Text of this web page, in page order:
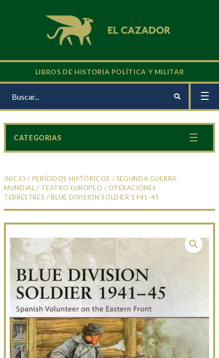
LIBROS DE HISTORIA POLÍTICA Y MILITAR
INICIO / PERÍODOS HISTÓRICOS / SEGUNDA GUERRA
MUNDIAL / TEATRO EUROPEO /OPERACIONES
TERRESTRES / BLUE DIVISION SOLDIER 1941-45
CATEGORIAS